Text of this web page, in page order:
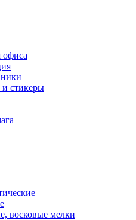
офиса
и стикеры
восковые мелки